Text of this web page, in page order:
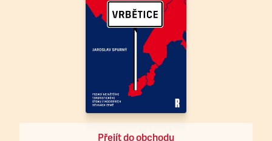
Přejít do obchodu